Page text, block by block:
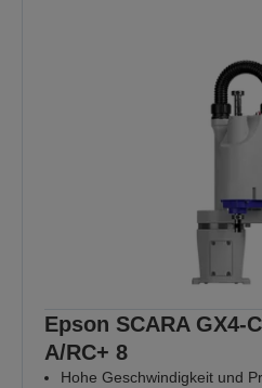
Epson SCARA GX4-
A/RC+ 8
Hohe Geschwindigkeit und